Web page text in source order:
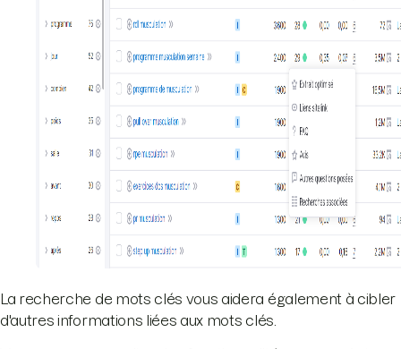
La recherche de mots clés vous aidera également à cibler
d'autres informations liées aux mots clés.